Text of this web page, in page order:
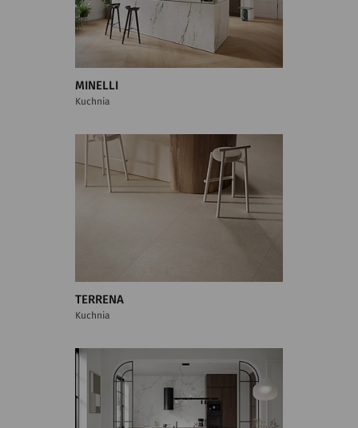
MINELLI
Kuchnia
TERRENA
Kuchnia